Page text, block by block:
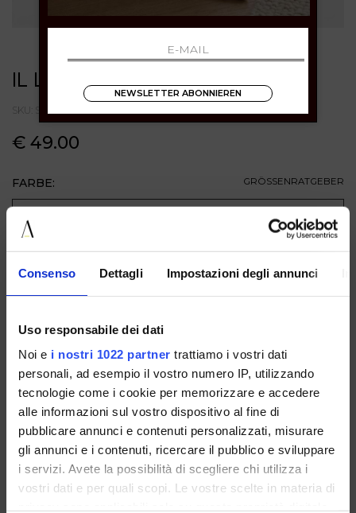
Consenso Dettagli Impostazioni degli annunci
Uso responsabile dei dati
Noi e i nostri 1022 partner trattiamo i vostri dati
personali, ad esempio il vostro numero IP, utilizzando
tecnologie come i cookie per memorizzare e accedere
alle informazioni sul vostro dispositivo al fine di
pubblicare annunci e contenuti personalizzati, misurare
gli annunci e i contenuti, ricercare il pubblico e sviluppare
i servizi. Avete la possibilità di scegliere chi utilizza i
vostri dati e per quali scopi. Le vostre scelte in materia di
IL LACCIO
SKU: S006VACCHETTANERO
€ 49.00
FARBE: GRÖSSENRATGEBER
ZUM WARENKORB HINZUFÜGEN
VERFÜGBAR IN
NEWSLETTER ABONNIEREN